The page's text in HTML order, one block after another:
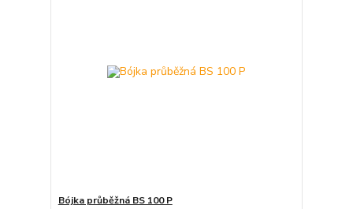
Bójka průběžná BS 100 P